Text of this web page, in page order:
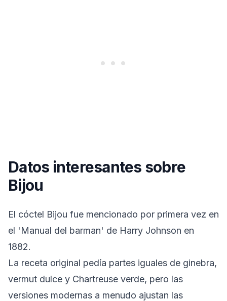
Datos interesantes sobre
Bijou
El cóctel Bijou fue mencionado por primera vez en
el 'Manual del barman' de Harry Johnson en
1882.
La receta original pedía partes iguales de ginebra,
vermut dulce y Chartreuse verde, pero las
versiones modernas a menudo ajustan las